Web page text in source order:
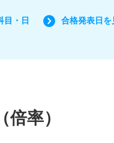
目・日
合格発表日を
率）